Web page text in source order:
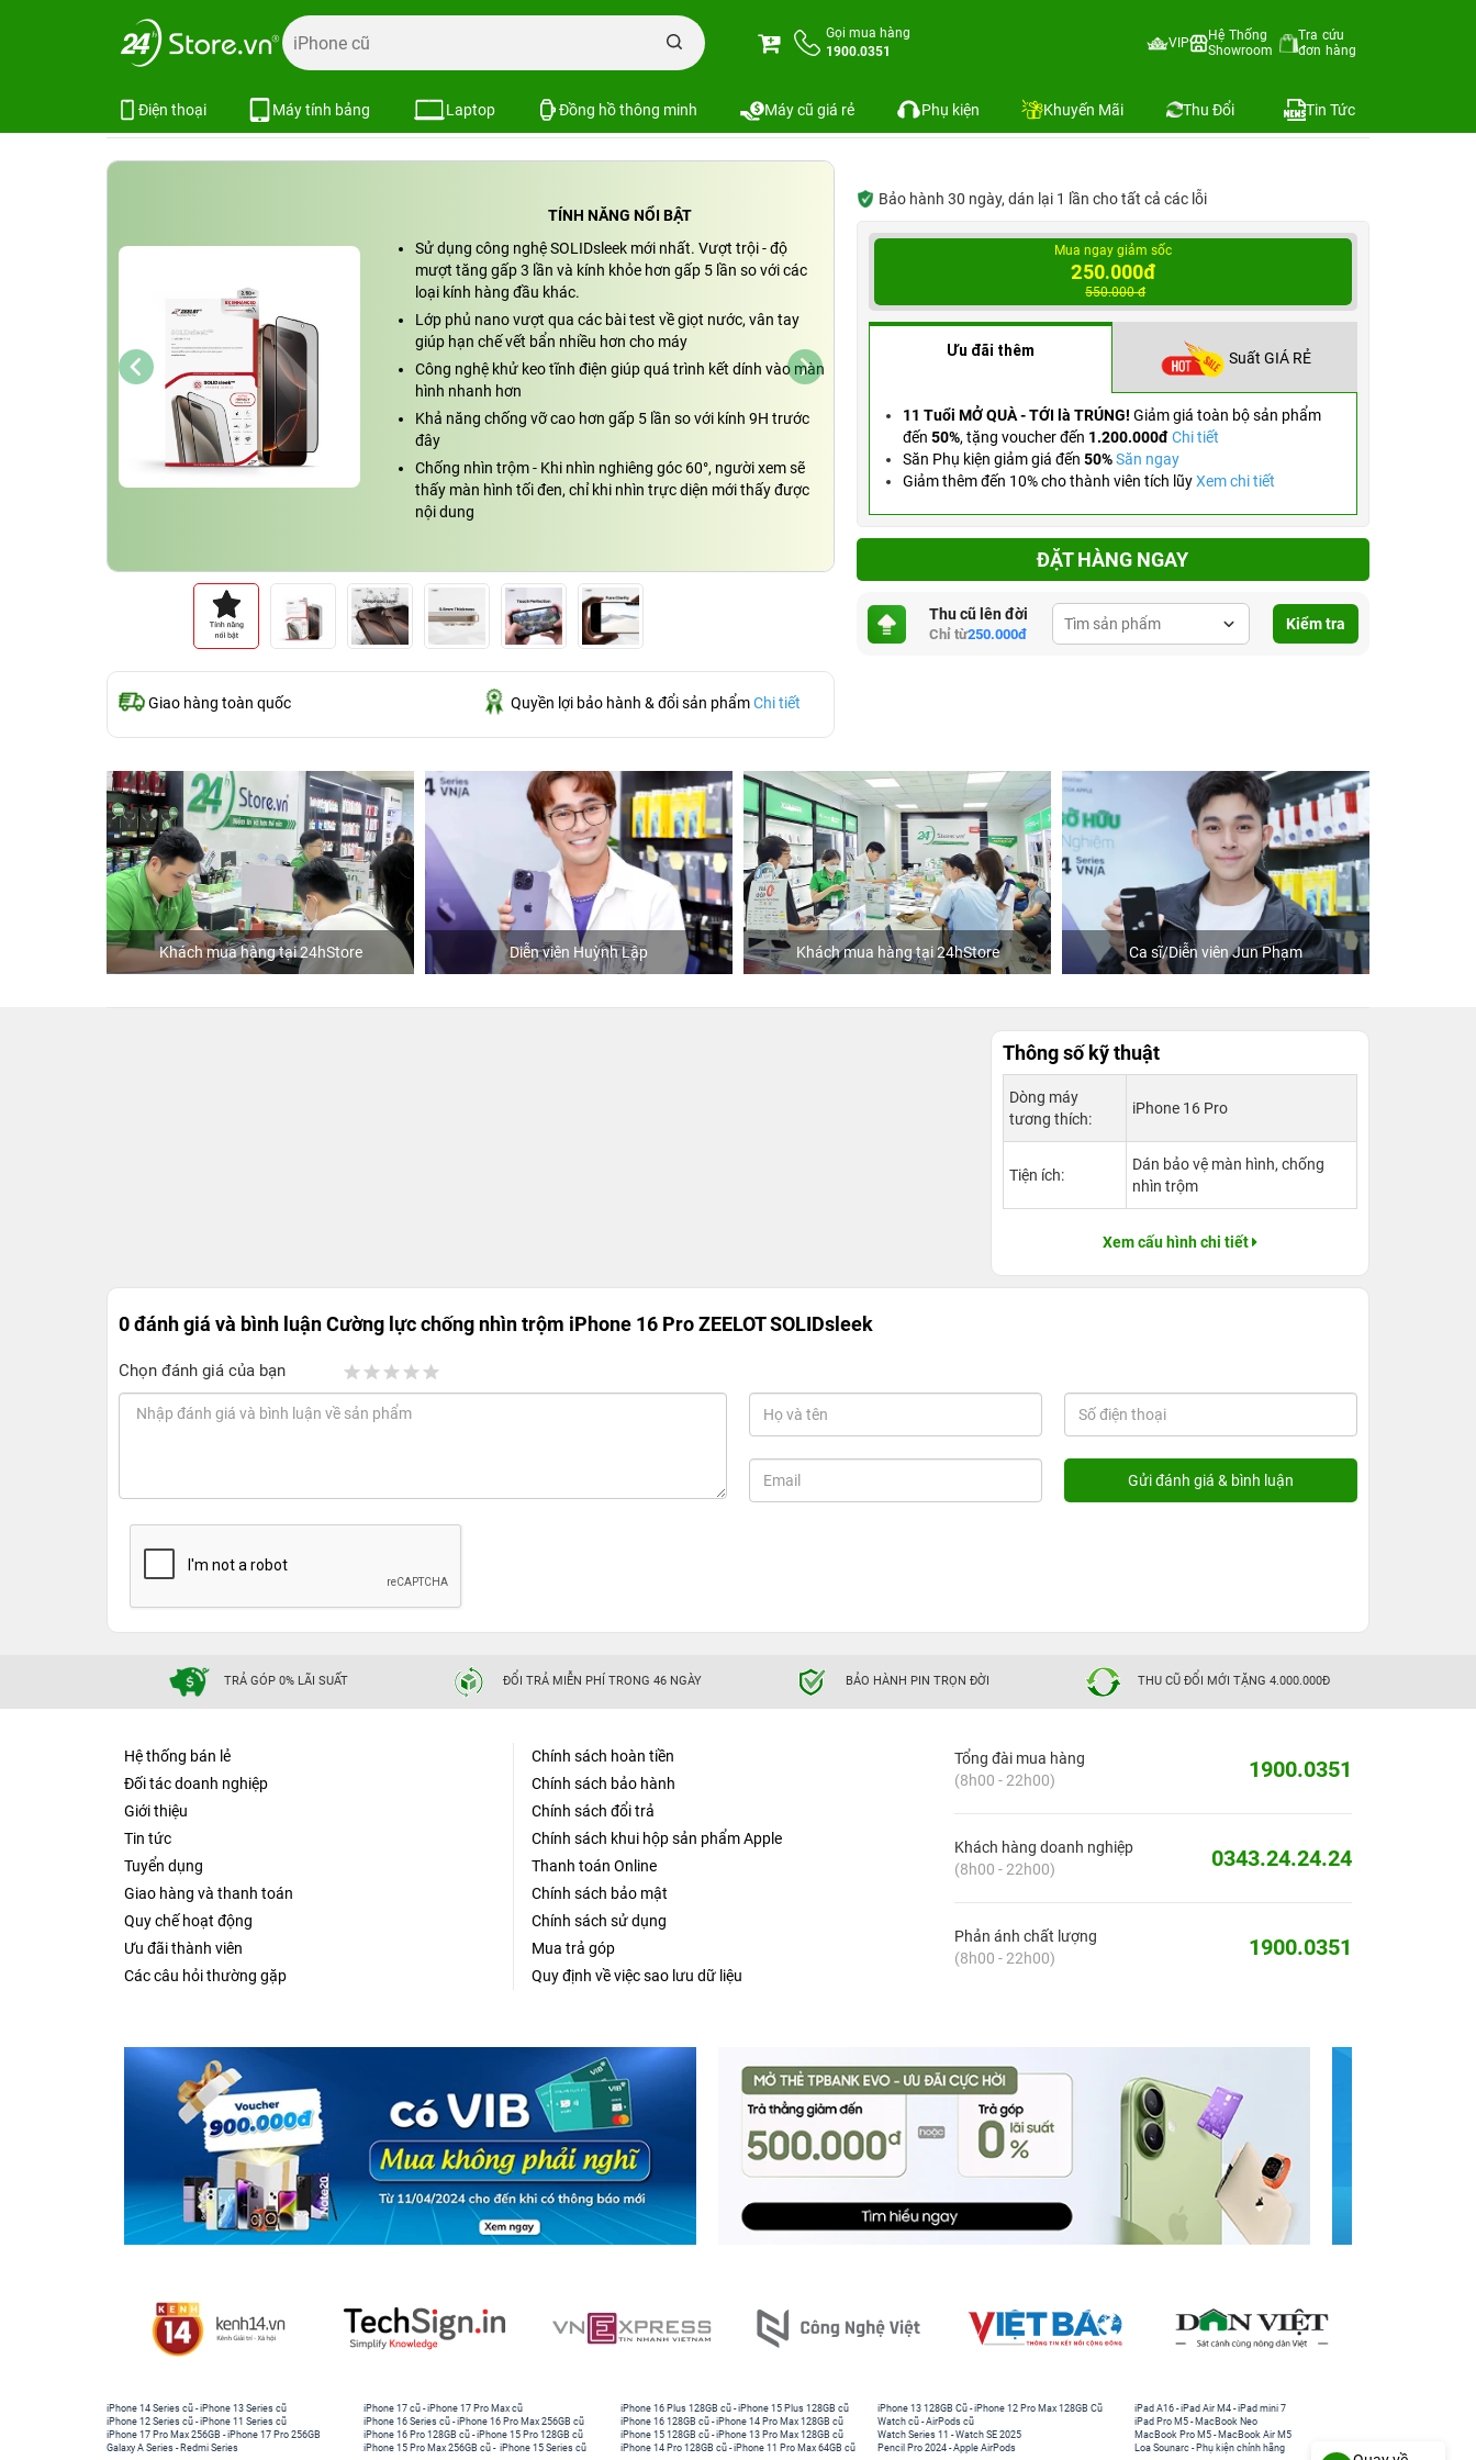
Gọi mua hàng
1900.0351
VIP
Hệ Thống
Showroom
Tra cứu
đơn hàng
Điện thoại Máy tính bảng Laptop Đồng hồ thông minh Máy cũ giá rẻ Phụ kiện Khuyến Mãi Thu Đổi Tin Tức
Trang chủ Dán cường lực Cường lực chống nhìn trộm iPhone 16 Pro ZEELOT SOLIDsleek
Cường lực chống nhìn trộm iPhone 16 Pro ZEELOT SOLIDsleek
Xem cấu hình So sánh
TÍNH NĂNG NỔI BẬT
Sử dụng công nghệ SOLIDsleek mới nhất. Vượt trội - độ
mượt tăng gấp 3 lần và kính khỏe hơn gấp 5 lần so với các
loại kính hàng đầu khác.
Lớp phủ nano vượt qua các bài test về giọt nước, vân tay
giúp hạn chế vết bẩn nhiều hơn cho máy
Công nghệ khử keo tĩnh điện giúp quá trình kết dính vào màn
hình nhanh hơn
Khả năng chống vỡ cao hơn gấp 5 lần so với kính 9H trước
đây
Chống nhìn trộm - Khi nhìn nghiêng góc 60°, người xem sẽ
thấy màn hình tối đen, chỉ khi nhìn trực diện mới thấy được
nội dung
Giao hàng toàn quốc Quyền lợi bảo hành & đổi sản phẩm Chi tiết
Bảo hành 30 ngày, dán lại 1 lần cho tất cả các lỗi
Mua ngay giảm sốc
250.000đ
550.000 đ
Ưu đãi thêm Suất GIÁ RẺ
11 Tuổi MỞ QUÀ - TỚI là TRÚNG! Giảm giá toàn bộ sản phẩm
đến 50%, tặng voucher đến 1.200.000đ Chi tiết
Săn Phụ kiện giảm giá đến 50% Săn ngay
Giảm thêm đến 10% cho thành viên tích lũyXem chi tiết
ĐẶT HÀNG NGAY
Thu cũ lên đời
Chỉ từ250.000đ
Kiểm tra
Khách mua hàng tại 24hStore Diễn viên Huỳnh Lập Khách mua hàng tại 24hStore Ca sĩ/Diễn viên Jun Phạm
Thông số kỹ thuật
Dòng máy
tương thích:
iPhone 16 Pro
Tiện ích:
Dán bảo vệ màn hình, chống
nhìn trộm
Xem cấu hình chi tiết
0 đánh giá và bình luậnCường lực chống nhìn trộm iPhone 16 Pro ZEELOT SOLIDsleek
Chọn đánh giá của bạn
TRẢ GÓP 0% LÃI SUẤT ĐỔI TRẢ MIỄN PHÍ TRONG 46 NGÀY BẢO HÀNH PIN TRỌN ĐỜI THU CŨ ĐỔI MỚI TẶNG 4.000.000Đ
Hệ thống bán lẻ
Đối tác doanh nghiệp
Giới thiệu
Tin tức
Tuyển dụng
Giao hàng và thanh toán
Quy chế hoạt động
Ưu đãi thành viên
Các câu hỏi thường gặp
Chính sách hoàn tiền
Chính sách bảo hành
Chính sách đổi trả
Chính sách khui hộp sản phẩm Apple
Thanh toán Online
Chính sách bảo mật
Chính sách sử dụng
Mua trả góp
Quy định về việc sao lưu dữ liệu
Tổng đài mua hàng
(8h00 - 22h00)
1900.0351
Khách hàng doanh nghiệp
(8h00 - 22h00)
0343.24.24.24
Phản ánh chất lượng
(8h00 - 22h00)
1900.0351
iPhone 14 Series cũ -iPhone 13 Series cũ
iPhone 12 Series cũ -iPhone 11 Series cũ
iPhone 17 Pro Max 256GB -iPhone 17 Pro 256GB
Galaxy A Series - Redmi Series
iPhone 17 cũ -iPhone 17 Pro Max cũ
iPhone 16 Series cũ - iPhone 16 Pro Max 256GB cũ
iPhone 16 Pro 128GB cũ -iPhone 15 Pro 128GB cũ
iPhone 15 Pro Max 256GB cũ - iPhone 15 Series cũ
iPhone 16 Plus 128GB cũ -iPhone 15 Plus 128GB cũ
iPhone 16 128GB cũ -iPhone 14 Pro Max 128GB cũ
iPhone 15 128GB cũ -iPhone 13 Pro Max 128GB cũ
iPhone 14 Pro 128GB cũ -iPhone 11 Pro Max 64GB cũ
iPhone 13 128GB Cũ -iPhone 12 Pro Max 128GB Cũ
Watch cũ -AirPods cũ
Watch Series 11 -Watch SE 2025
Pencil Pro 2024 -Apple AirPods
iPad A16 -iPad Air M4 -iPad mini 7
iPad Pro M5 - MacBook Neo
MacBook Pro M5 - MacBook Air M5
Loa Sounarc - Phụ kiện chính hãng